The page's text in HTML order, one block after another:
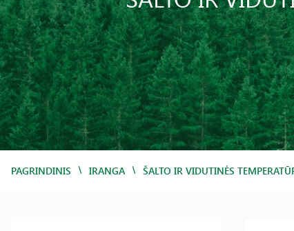
PAGRINDINIS / IRANGA / ŠALTO IR VIDUTINĖS